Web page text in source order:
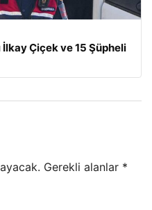
Çiçek ve 15 Şüpheli
Gerekli alanlar *